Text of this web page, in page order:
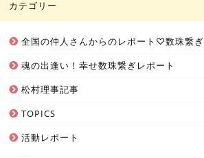
カテゴリー
全国の仲人さんからのレポート♡数珠繋ぎ
魂の出逢い！幸せ数珠繋ぎレポート
松村理事記事
TOPICS
活動レポート